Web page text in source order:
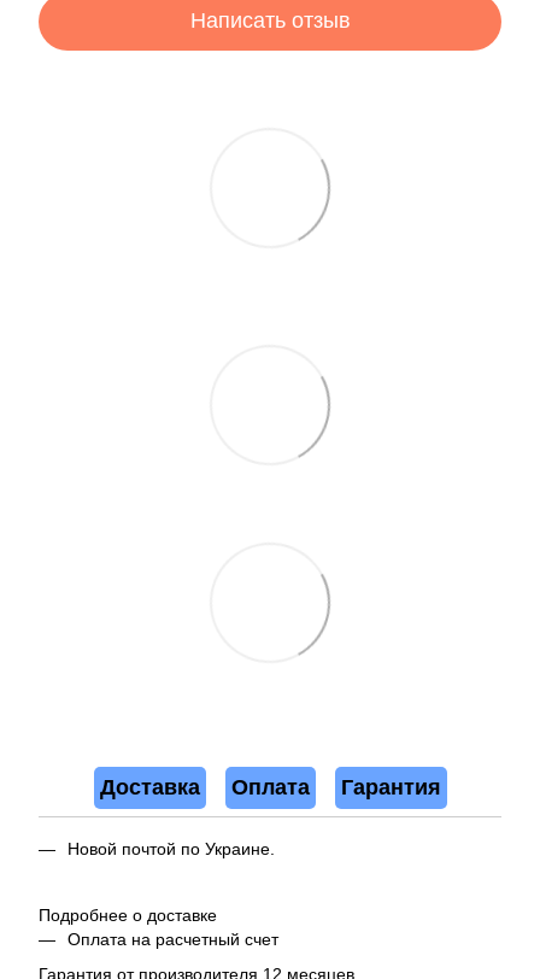
Написать отзыв
Доставка Оплата Гарантия
Новой почтой по Украине.
Подробнее о доставке
Оплата на расчетный счет
Гарантия от производителя 12 месяцев